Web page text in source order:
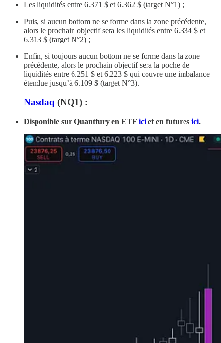
Les liquidités entre 6.371 $ et 6.362 $ (target N°1) ;
Puis, si aucun bottom ne se forme dans la zone précédente,
alors le prochain objectif sera les liquidités entre 6.334 $ et
6.313 $ (target N°2) ;
Enfin, si toujours aucun bottom ne se forme dans la zone
précédente, alors le prochain objectif sera la poche de
liquidités entre 6.251 $ et 6.223 $ qui couvre une imbalance
étendue jusqu’à 6.109 $ (target N°3).
Nasdaq (NQ1) :
Disponible sur Quantfury en ETF ici et en futures ici.